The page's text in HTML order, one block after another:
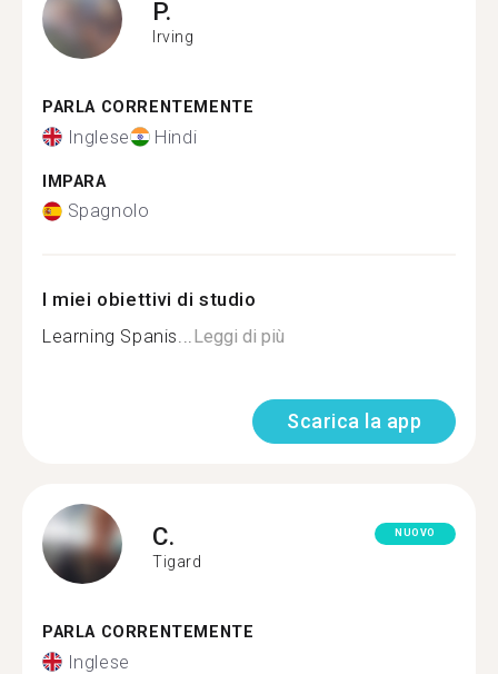
P.
Irving
PARLA CORRENTEMENTE
Inglese Hindi
IMPARA
Spagnolo
I miei obiettivi di studio
Learning Spanis...Leggi di più
Scarica la app
C.
Tigard
NUOVO
PARLA CORRENTEMENTE
Inglese